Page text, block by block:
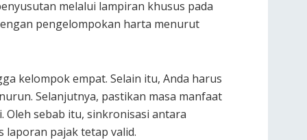
melalui lampiran khusus pada
pengelompokan harta menurut
kelompok empat. Selain itu, Anda harus
Selanjutnya, pastikan masa manfaat
Oleh sebab itu, sinkronisasi antara
laporan pajak tetap valid.